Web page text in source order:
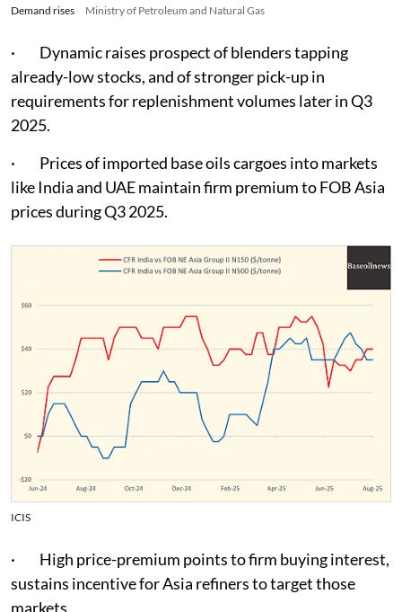
Demand rises Ministry of Petroleum and Natural Gas
· Dynamic raises prospect of blenders tapping
already-low stocks, and of stronger pick-up in
requirements for replenishment volumes later in Q3
2025.
· Prices of imported base oils cargoes into markets
like India and UAE maintain firm premium to FOB Asia
prices during Q3 2025.
ICIS
· High price-premium points to firm buying interest,
sustains incentive for Asia refiners to target those
markets.